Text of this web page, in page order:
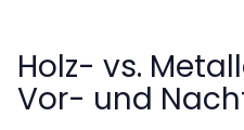
Holz- vs.
Vor- und